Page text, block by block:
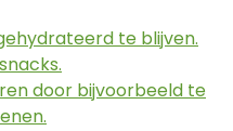
te blijven.
door bijvoorbeeld te